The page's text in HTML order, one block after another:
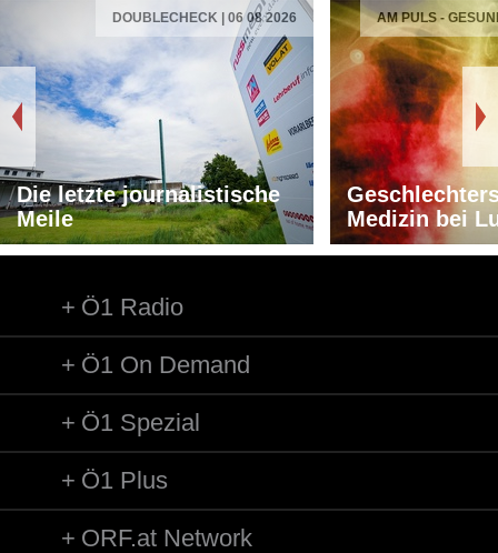
DOUBLECHECK | 06 08 2026
Die letzte journalistische
Meile
AM PULS -
Medizin bei
Ö1 Radio
Ö1 On Demand
Ö1 Spezial
Ö1 Plus
ORF.at Network